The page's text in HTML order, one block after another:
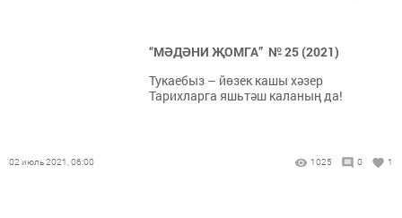
“МӘДӘНИ ҖОМГА” № 25 (2021)
Тукаебыз – йөзек кашы хәзер
Тарихларга яшьтәш каланың да!
02 июль 2021, 06:00 1025 0 1